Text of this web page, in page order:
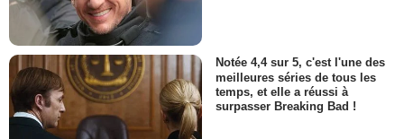
Notée 4,4 sur 5, c'est l'une des
meilleures séries de tous les
temps, et elle a réussi à
surpasser Breaking Bad !